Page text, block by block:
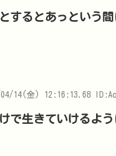
するとあっという間
14(金) 12:16:13.68
で生きていけるよ